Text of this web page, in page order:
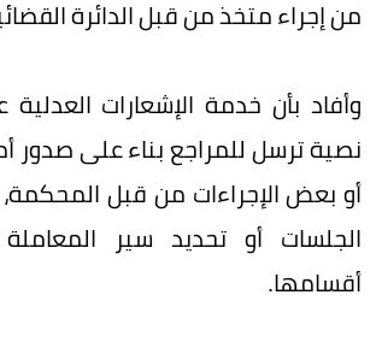
من إجراء متخذ من قبل الدائرة
وأفاد بأن خدمة الإشعارات
نصية ترسل للمراجع بناء على صدور
أو بعض الإجراءات من قبل
الجلسات أو تحديد سير المعاملة
أقسامها.